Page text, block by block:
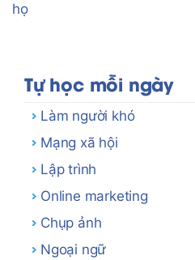
họ
Tự học mỗi ngày
Làm người khó
Mạng xã hội
Lập trình
Online marketing
Chụp ảnh
Ngoại ngữ